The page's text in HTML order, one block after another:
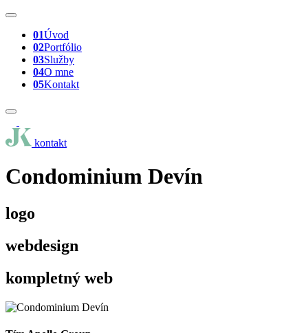
01Úvod
02Portfólio
03Služby
04O mne
05Kontakt
kontakt
Condominium Devín
logo
webdesign
kompletný web